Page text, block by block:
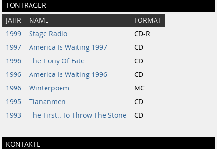
TONTRÄGER
JAHR NAME
FORMAT
1999
Stage Radio
CD-R
1997
America Is Waiting 1997
CD
1996
The Irony Of Fate
CD
1996
America Is Waiting 1996
CD
1996
Winterpoem
MC
1995
Tiananmen
CD
1993
The First...To Throw The Stone CD
KONTAKTE